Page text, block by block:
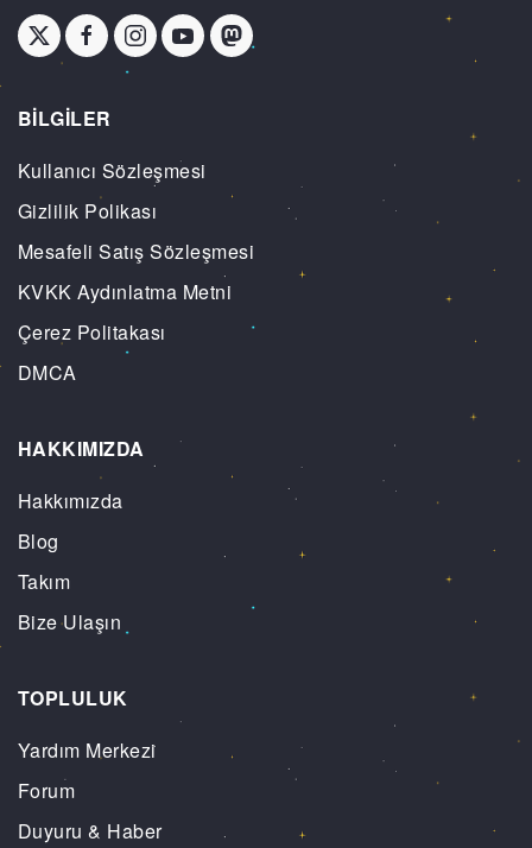
BİLGİLER
Kullanıcı Sözleşmesi
Gizlilik Polikası
Mesafeli Satış Sözleşmesi
KVKK Aydınlatma Metni
Çerez Politakası
DMCA
HAKKIMIZDA
Hakkımızda
Blog
Takım
Bize Ulaşın
TOPLULUK
Yardım Merkezi
Forum
Duyuru & Haber